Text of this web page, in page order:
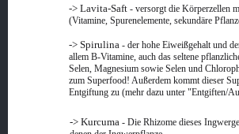
-> Lavita-Saft - versorgt die Körperzellen
(Vitamine, Spurenelemente, sekundäre
-> Spirulina - der hohe Eiweißgehalt und
allem B-Vitamine, auch das seltene
Selen, Magnesium sowie Selen und
zum Superfood! Außerdem kommt dieser
Entgiftung zu (mehr dazu unter "Entgiften/
-> Kurcuma - Die Rhizome dieses